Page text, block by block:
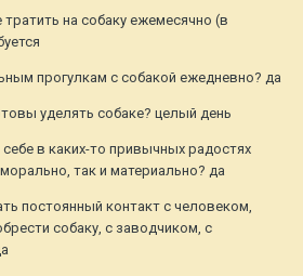
на собаку ежемесячно (в
прогулкам с собакой ежедневно? да
уделять собаке? целый день
в каких-то привычных радостях
так и материально? да
постоянный контакт с человеком,
собаку, с заводчиком, с